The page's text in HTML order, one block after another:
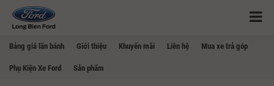
Bảng giá lăn bánh Giới thiệu Khuyến mãi Liên hệ Mua xe trả góp
Phụ Kiện Xe Ford Sản phẩm